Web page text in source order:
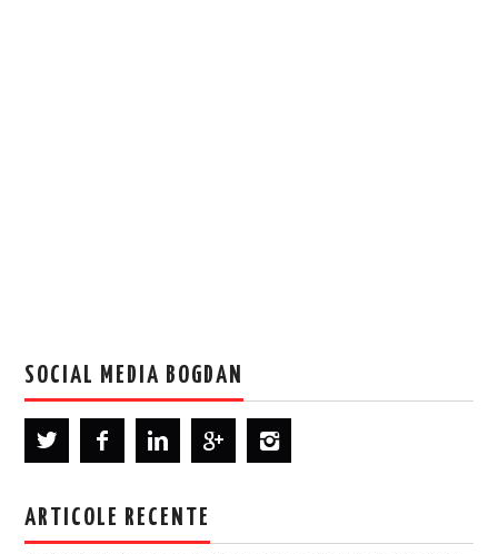
SOCIAL MEDIA BOGDAN
ARTICOLE RECENTE